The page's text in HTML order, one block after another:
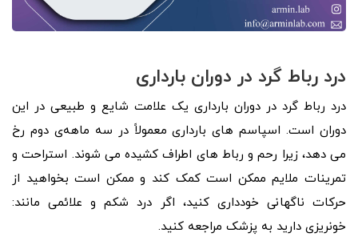
درد رباط گرد در دوران بارداری
درد رباط گرد در دوران بارداری یک علامت شایع و طبیعی در این
دوران است. اسپاسم های بارداری معمولاً در سه ماهه‌ی دوم رخ
می دهد، زیرا رحم و رباط های اطراف کشیده می شوند. استراحت و
تمرینات ملایم ممکن است کمک کند و ممکن است بخواهید از
حرکات ناگهانی خودداری کنید، اگر درد شکم و علائمی مانند:
خونریزی دارید به پزشک مراجعه کنید.